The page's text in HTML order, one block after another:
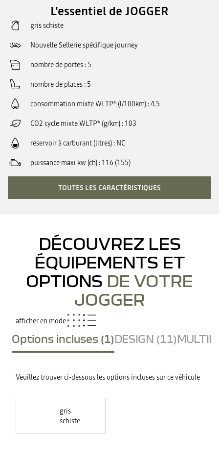
L'essentiel de JOGGER
gris schiste
Nouvelle Sellerie spécifique journey
nombre de portes 5
nombre de places 5
consommation mixte WLTP* (l/100km) 4.5
CO2 cycle mixte WLTP* (g/km) 103
réservoir à carburant (litres) NC
puissance maxi kw (ch) 116 (155)
TOUTES LES CARACTÉRISTIQUES
DÉCOUVREZ LES
ÉQUIPEMENTS ET
OPTIONS DE VOTRE
JOGGER
afficher en mode
Options incluses (1)DESIGN (11)
Veuillez trouver ci-dessous les options incluses sur ce véhicule
gris
schiste